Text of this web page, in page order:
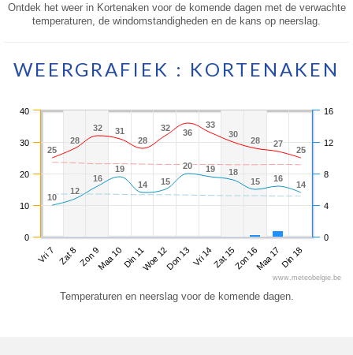
Ontdek het weer in Kortenaken voor de komende dagen met de verwachte
temperaturen, de windomstandigheden en de kans op neerslag.
WEERGRAFIEK : KORTENAKEN
25
25
28
28
32
32 31
31
28
28
32
32 36
36
33
33
30
30
28
28 27
27
25
25
10
10
12
12
16
16
19
19
14
14 15
15
20
20 19
19 18
18
15
15 16
16
14
14
Vri 7 Zat 8Zon 9Maa 10Din 11Woe 12Don 13Vri 14Zat 15Zon 16Maa 17Din 18
0
10
20
30
40
0
4
8
12
16
www.meteobelgie.be
Temperaturen en neerslag voor de komende dagen.